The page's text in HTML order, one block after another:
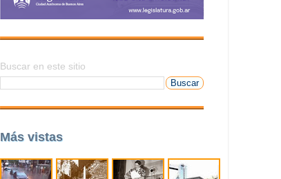
Buscar en este sitio
Más vistas